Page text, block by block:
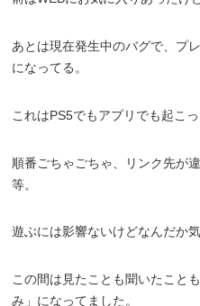
あとは現在発生中のバグで、プ
になってる。
これはPS5でもアプリでも起こ
順番ごちゃごちゃ、リンク先が
等。
遊ぶには影響ないけどなんだか気
この間は見たことも聞いたこと
み」になってました。